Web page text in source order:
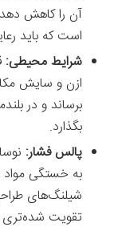
آن را کاهش
است که باید
شرایط محیطی:
ازن و سایش
برساند و در
بگذارد.
پالس فشار:
به خستگی
شیلنگ‌های
تقویت شده‌تری